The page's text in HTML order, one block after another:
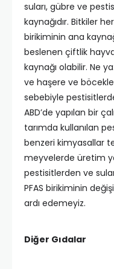
suları, gübre ve
kaynağıdır. Bitkiler
birikiminin ana
beslenen çiftlik
kaynağı olabilir. Ne
ve haşere ve
sebebiyle
ABD’de yapılan bir
tarımda kullanılan
benzeri kimyasallar
meyvelerde üretim
pestisitlerden ve
PFAS birikiminin
ardı edemeyiz.
Diğer Gıdalar